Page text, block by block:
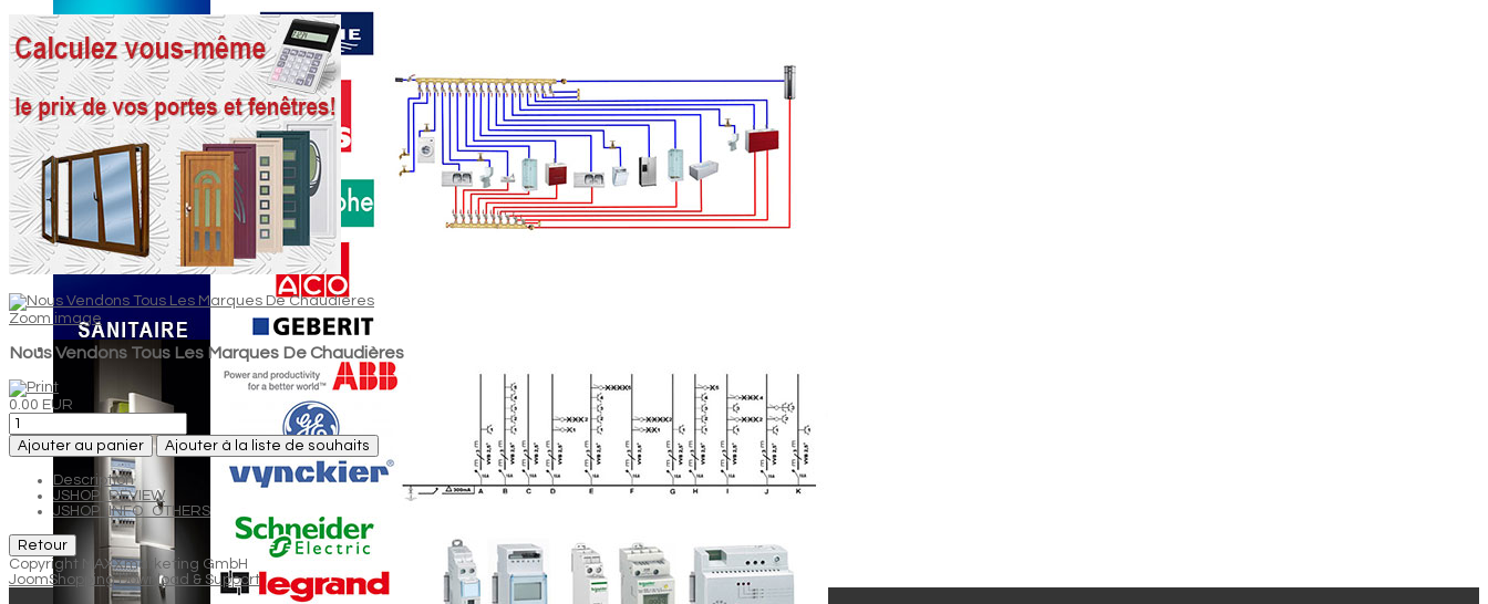
Zoom image
Nous Vendons Tous Les Marques De Chaudières
0.00 EUR
Ajouter au panier Ajouter à la liste de souhaits
Description
JSHOP_REVIEW
JSHOP_INFO_OTHERS
Copyright MAXXmarketing GmbH
JoomShopping Download & Support